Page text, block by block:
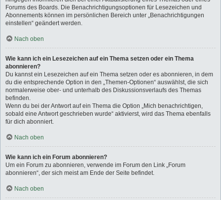
Forums des Boards. Die Benachrichtigungsoptionen für Lesezeichen und
Abonnements können im persönlichen Bereich unter „Benachrichtigungen
einstellen“ geändert werden.
Nach oben
Wie kann ich ein Lesezeichen auf ein Thema setzen oder ein Thema
abonnieren?
Du kannst ein Lesezeichen auf ein Thema setzen oder es abonnieren, in dem
du die entsprechende Option in den „Themen-Optionen“ auswählst, die sich
normalerweise ober- und unterhalb des Diskussionsverlaufs des Themas
befinden.
Wenn du bei der Antwort auf ein Thema die Option „Mich benachrichtigen,
sobald eine Antwort geschrieben wurde“ aktivierst, wird das Thema ebenfalls
für dich abonniert.
Nach oben
Wie kann ich ein Forum abonnieren?
Um ein Forum zu abonnieren, verwende im Forum den Link „Forum
abonnieren“, der sich meist am Ende der Seite befindet.
Nach oben